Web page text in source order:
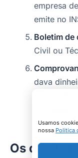
Usamos
nossa Política
empresa
emite no
Boletim de
Civil ou
dava
recibo de
Os direitos